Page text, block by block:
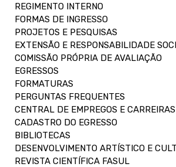
REGIMENTO INTERNO
FORMAS DE INGRESSO
PROJETOS E PESQUISAS
EXTENSÃO E RESPONSABILIDADE
COMISSÃO PRÓPRIA DE AVALIAÇÃO
EGRESSOS
FORMATURAS
PERGUNTAS FREQUENTES
CENTRAL DE EMPREGOS E CARREIRAS
CADASTRO DO EGRESSO
BIBLIOTECAS
DESENVOLVIMENTO ARTÍSTICO E
REVISTA CIENTÍFICA FASUL